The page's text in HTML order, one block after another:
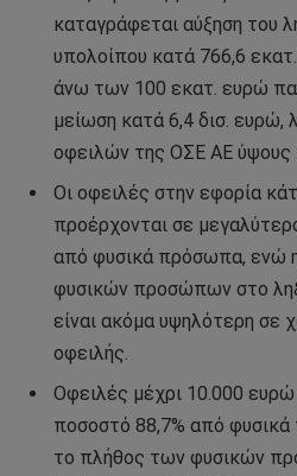
καταγράφεται αύξηση του
υπολοίπου κατά 766,6
άνω των 100 εκατ. ευρώ
μείωση κατά 6,4 δισ. ευρώ,
οφειλών της ΟΣΕ ΑΕ ύψους
Οι οφειλές στην εφορία
προέρχονται σε
από φυσικά πρόσωπα, ενώ
φυσικών προσώπων στο
είναι ακόμα υψηλότερη σε
οφειλής.
Οφειλές μέχρι 10.000
ποσοστό 88,7% από
το πλήθος των φυσικών